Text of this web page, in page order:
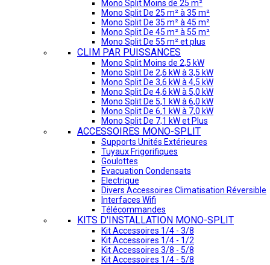
Mono Split Moins de 25 m²
Mono Split De 25 m² à 35 m²
Mono Split De 35 m² à 45 m²
Mono Split De 45 m² à 55 m²
Mono Split De 55 m² et plus
CLIM PAR PUISSANCES
Mono Split Moins de 2,5 kW
Mono Split De 2,6 kW à 3,5 kW
Mono Split De 3,6 kW à 4,5 kW
Mono Split De 4,6 kW à 5,0 kW
Mono Split De 5,1 kW à 6,0 kW
Mono Split De 6,1 kW à 7,0 kW
Mono Split De 7,1 kW et Plus
ACCESSOIRES MONO-SPLIT
Supports Unités Extérieures
Tuyaux Frigorifiques
Goulottes
Evacuation Condensats
Electrique
Divers Accessoires Climatisation Réversible
Interfaces Wifi
Télécommandes
KITS D'INSTALLATION MONO-SPLIT
Kit Accessoires 1/4 - 3/8
Kit Accessoires 1/4 - 1/2
Kit Accessoires 3/8 - 5/8
Kit Accessoires 1/4 - 5/8